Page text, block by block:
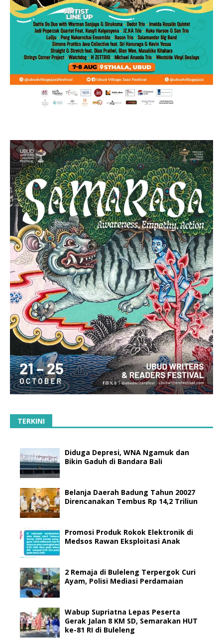
TERKINI
Diduga Depresi, WNA Ngamuk dan
Bikin Gaduh di Bandara Bali
Belanja Daerah Badung Tahun 20027
Direncanakan Tembus Rp 14,2 Triliun
Promosi Produk Rokok Elektronik di
Medsos Rawan Eksploitasi Anak
2 Remaja di Buleleng Terpergok Curi
Ayam, Polisi Mediasi Perdamaian
Wabup Supriatna Lepas Peserta
Gerak Jalan 8 KM SD, Semarakan HUT
ke-81 RI di Buleleng